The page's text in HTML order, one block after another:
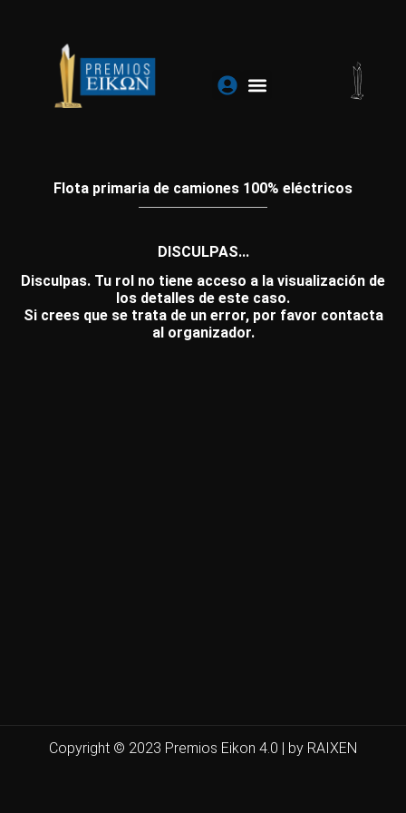
contenido
Flota primaria de camiones 100% eléctricos
DISCULPAS...
Disculpas. Tu rol no tiene acceso a la visualización de
los detalles de este caso.
Si crees que se trata de un error, por favor contacta
al organizador.
Copyright © 2023 Premios Eikon 4.0 | by RAIXEN